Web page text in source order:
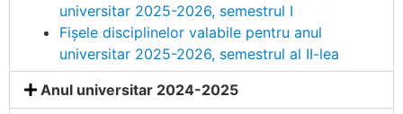
universitar 2025-2026, semestrul I
Fișele disciplinelor valabile pentru anul
universitar 2025-2026, semestrul al II-lea
Anul universitar 2024-2025